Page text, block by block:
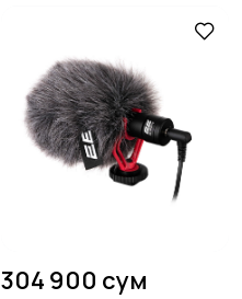
304 900 сум